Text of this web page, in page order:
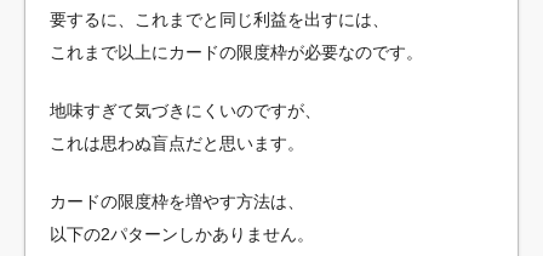
要するに、これまでと同じ利益を出すには、
これまで以上にカードの限度枠が必要なのです。
地味すぎて気づきにくいのですが、
これは思わぬ盲点だと思います。
カードの限度枠を増やす方法は、
以下の2パターンしかありません。